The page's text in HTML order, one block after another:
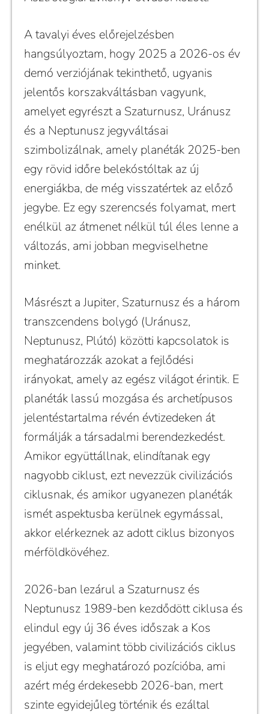
A tavalyi éves előrejelzésben
hangsúlyoztam, hogy 2025 a 2026-os év
demó verziójának tekinthető, ugyanis
jelentős korszakváltásban vagyunk,
amelyet egyrészt a Szaturnusz, Uránusz
és a Neptunusz jegyváltásai
szimbolizálnak, amely planéták 2025-ben
egy rövid időre belekóstóltak az új
energiákba, de még visszatértek az előző
jegybe. Ez egy szerencsés folyamat, mert
enélkül az átmenet nélkül túl éles lenne a
változás, ami jobban megviselhetne
minket.
Másrészt a Jupiter, Szaturnusz és a három
transzcendens bolygó (Uránusz,
Neptunusz, Plútó) közötti kapcsolatok is
meghatározzák azokat a fejlődési
irányokat, amely az egész világot érintik. E
planéták lassú mozgása és archetípusos
jelentéstartalma révén évtizedeken át
formálják a társadalmi berendezkedést.
Amikor együttállnak, elindítanak egy
nagyobb ciklust, ezt nevezzük civilizációs
ciklusnak, és amikor ugyanezen planéták
ismét aspektusba kerülnek egymással,
akkor elérkeznek az adott ciklus bizonyos
mérföldkövéhez.
2026-ban lezárul a Szaturnusz és
Neptunusz 1989-ben kezdődött ciklusa és
elindul egy új 36 éves időszak a Kos
jegyében, valamint több civilizációs ciklus
is eljut egy meghatározó pozícióba, ami
azért még érdekesebb 2026-ban, mert
szinte egyidejűleg történik és ezáltal